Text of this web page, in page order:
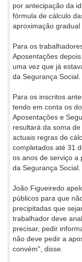
por antecipação da
fórmula de cálculo
aproximação gradual
Para os
Aposentações
uma vez que já
da Segurança Social.
Para os inscritos
tendo em conta os
Aposentações e
resultará da soma
actuais regras de
completados até 31
os anos de serviço a
da Segurança Social.
João Figueiredo
públicos para que
precipitadas que
trabalhador deve
precisar, pedir
não deve pedir a
convém", disse.